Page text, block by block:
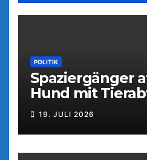
POLITIK
Spaziergänger
Hund mit
19. JULI 2026